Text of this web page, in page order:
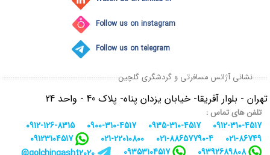
Follow us on instagram
Follow us on telegram
نشانی آژانس مسافرتی و گردشگری گلچین
تهران - بلوار آفریقا- خیابان یزدان پناه- پلاک 40 - واحد 24
تلفن های تماس :
0912-310-4517
0935-310-4517
0900-310-4517
0912-126-8315
021-86749
021-88657790-4
021-22010800
09123104517
09392689808
09353104517